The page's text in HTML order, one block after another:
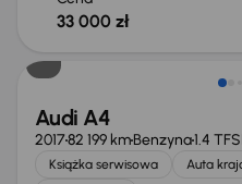
33 000 zł
Audi A4
201782 199 kmBenzyna1.4
Książka serwisowa Auta